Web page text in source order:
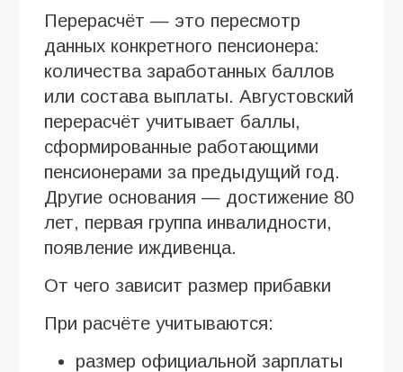
Перерасчёт — это пересмотр
данных конкретного пенсионера:
количества заработанных баллов
или состава выплаты. Августовский
перерасчёт учитывает баллы,
сформированные работающими
пенсионерами за предыдущий год.
Другие основания — достижение 80
лет, первая группа инвалидности,
появление иждивенца.
От чего зависит размер прибавки
При расчёте учитываются:
размер официальной зарплаты